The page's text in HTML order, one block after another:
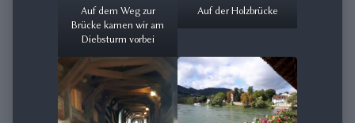
Auf dem Weg zur
Brücke kamen wir am
Diebsturm vorbei
Auf der Holzbrücke